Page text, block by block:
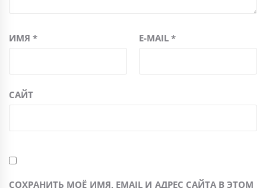
ИМЯ* E-MAIL*
САЙТ
СОХРАНИТЬ МОЁ ИМЯ, EMAIL И АДРЕС САЙТА В ЭТОМ